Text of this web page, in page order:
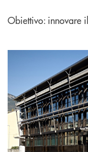
Obiettivo: innovare